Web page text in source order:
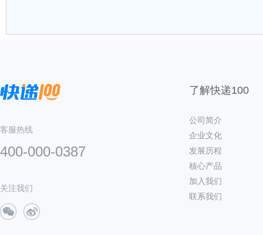
客服热线
400-000-0387
关注我们
了解快递100
公司简介
企业文化
发展历程
核心产品
加入我们
联系我们